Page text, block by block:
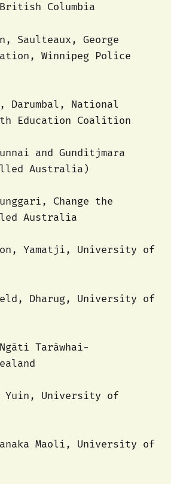
Columbia
Saulteaux, George
Winnipeg Police
Darumbal, National
Education Coalition
and Gunditjmara
Australia)
Change the
Australia
Yamatji, University of
Dharug, University of
Tarāwhai-
Yuin, University of
Maoli, University of